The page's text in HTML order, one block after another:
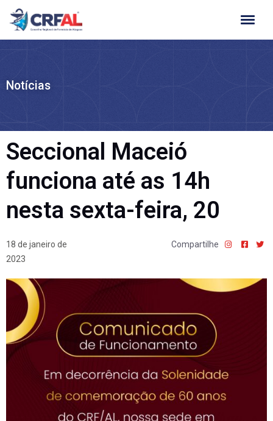
Ir
para
Notícias
Seccional Maceió
funciona até as 14h
nesta sexta-feira, 20
18 de janeiro de
2023
Compartilhe